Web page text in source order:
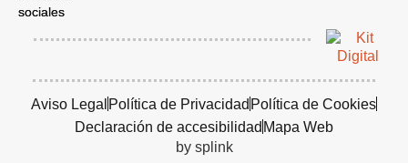
Aviso Legal Política de Privacidad Política de Cookies
Declaración de accesibilidad Mapa Web
by splink